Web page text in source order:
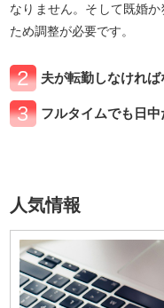
なりません。そして既婚
ため調整が必要です。
夫が転勤しなけれ
フルタイムでも日
人気情報